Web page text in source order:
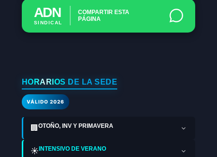
ADN
SINDICAL
COMPARTIR ESTA
PÁGINA
HORARIOS DE LA SEDE
VÁLIDO 2026
🏢 OTOÑO, INV Y PRIMAVERA
☀️INTENSIVO DE VERANO